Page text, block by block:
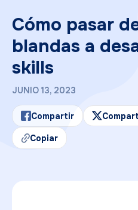
Cómo pasar
blandas a
skills
JUNIO 13, 2023
Compartir
Copiar